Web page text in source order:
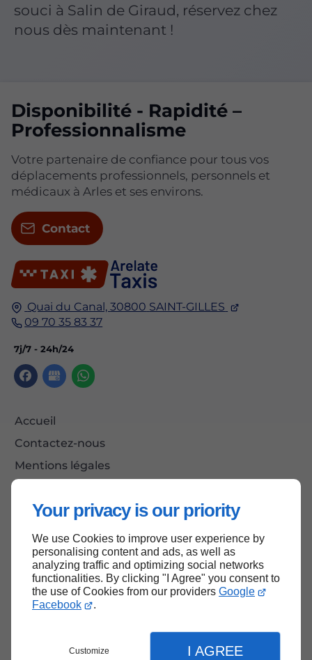
Your privacy is our priority
We use Cookies to improve user experience by
personalising content and ads, as well as
analyzing traffic and optimizing social networks
functionalities. By clicking "I Agree" you consent to
the use of Cookies from our providers Google
Facebook
.
Customize I AGREE
souci à Salin de Giraud, réservez chez
nous dès maintenant !
Quai du Canal,30800 SAINT-GILLES
09 70 35 83 37
7j/7 - 24h/24
Accueil
Contactez-nous
Mentions légales
Disponibilité - Rapidité –
Professionnalisme
Votre partenaire de confiance pour tous vos
déplacements professionnels, personnels et
médicaux à Arles et ses environs.
Contact
Haut de page